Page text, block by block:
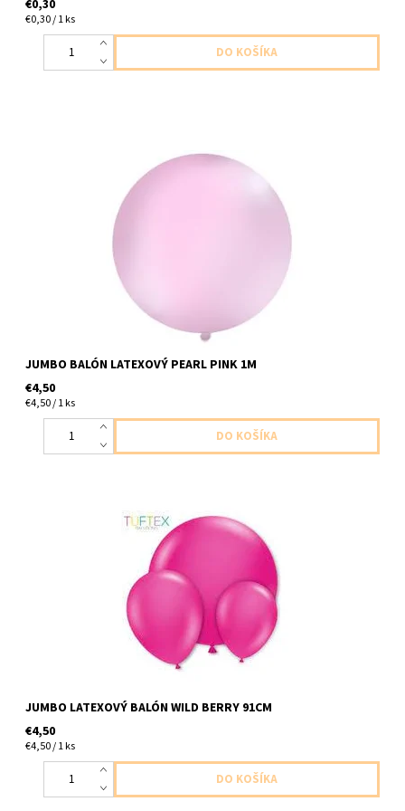
€0,30
€0,30 / 1 ks
Jumbo balón latexový perletova ruzova 1ks v baleni velkost do
1m dodavame nenafukany
JUMBO BALÓN LATEXOVÝ PEARL PINK 1M
€4,50
€4,50 / 1 ks
Latexový balón jambo divoka malina 1ks v baleni velkost 91cm
JUMBO LATEXOVÝ BALÓN WILD BERRY 91CM
€4,50
€4,50 / 1 ks